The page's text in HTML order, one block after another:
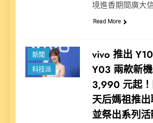
境進香期間廣大
Read More
新聞
科技派
vivo 推出
Y03 兩款新
3,990 元起
天后媽祖推
並祭出系列